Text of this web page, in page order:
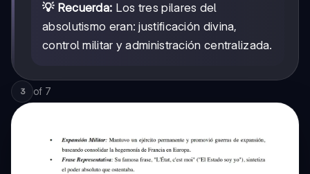
💡 Recuerda: Los tres pilares del
absolutismo eran: justificación divina,
control militar y administración centralizada.
3 of 7